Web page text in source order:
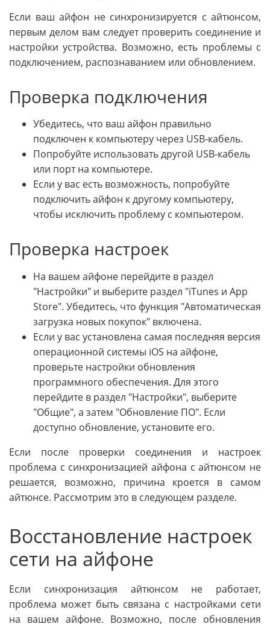
Если ваш айфон не синхронизируется с айтюнсом,
первым делом вам следует проверить соединение и
настройки устройства. Возможно, есть проблемы с
подключением, распознаванием или обновлением.
Проверка подключения
Убедитесь, что ваш айфон правильно
подключен к компьютеру через USB-кабель.
Попробуйте использовать другой USB-кабель
или порт на компьютере.
Если у вас есть возможность, попробуйте
подключить айфон к другому компьютеру,
чтобы исключить проблему с компьютером.
Проверка настроек
На вашем айфоне перейдите в раздел
"Настройки" и выберите раздел "iTunes и App
Store". Убедитесь, что функция "Автоматическая
загрузка новых покупок" включена.
Если у вас установлена самая последняя версия
операционной системы iOS на айфоне,
проверьте настройки обновления
программного обеспечения. Для этого
перейдите в раздел "Настройки", выберите
"Общие", а затем "Обновление ПО". Если
доступно обновление, установите его.
Если после проверки соединения и настроек
проблема с синхронизацией айфона с айтюнсом не
решается, возможно, причина кроется в самом
айтюнсе. Рассмотрим это в следующем разделе.
Восстановление настроек
сети на айфоне
Если синхронизация айтюнсом не работает,
проблема может быть связана с настройками сети
на вашем айфоне. Возможно, после обновления